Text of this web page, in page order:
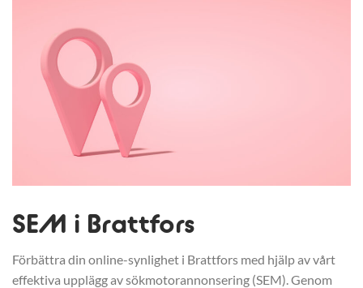
SEM i Brattfors
Förbättra din online-synlighet i Brattfors med hjälp av vårt
effektiva upplägg av sökmotorannonsering (SEM). Genom